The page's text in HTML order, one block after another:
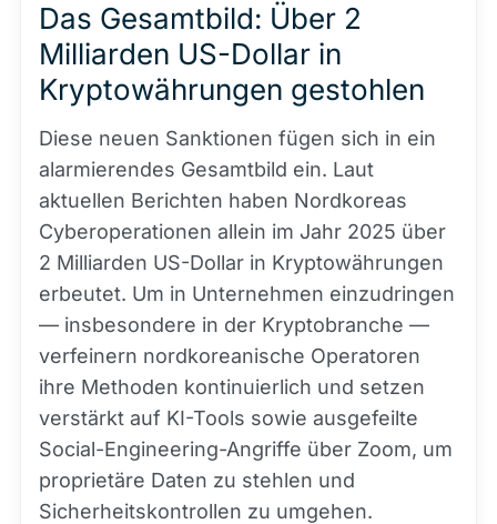
Das Gesamtbild: Über 2
Milliarden US-Dollar in
Kryptowährungen gestohlen
Diese neuen Sanktionen fügen sich in ein
alarmierendes Gesamtbild ein. Laut
aktuellen Berichten haben Nordkoreas
Cyberoperationen allein im Jahr 2025 über
2 Milliarden US-Dollar in Kryptowährungen
erbeutet. Um in Unternehmen einzudringen
— insbesondere in der Kryptobranche —
verfeinern nordkoreanische Operatoren
ihre Methoden kontinuierlich und setzen
verstärkt auf KI-Tools sowie ausgefeilte
Social-Engineering-Angriffe über Zoom, um
proprietäre Daten zu stehlen und
Sicherheitskontrollen zu umgehen.